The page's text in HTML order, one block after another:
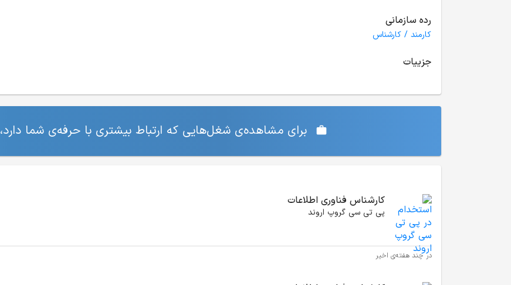
رده سازمانی
کارمند / کارشناس
جزییات
برای مشاهده‌ی شغل‌هایی که ارتباط بیشتری با حرفه‌ی شما دارد،
کارشناس فناوری اطلاعات
پی تی سی گروپ اروند
در چند هفته‌ی اخیر